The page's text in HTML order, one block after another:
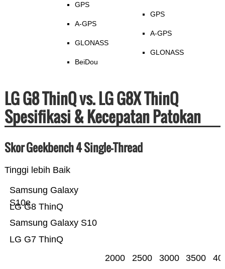
GPS
A-GPS
GLONASS
BeiDou
GPS
A-GPS
GLONASS
LG G8 ThinQ vs. LG G8X ThinQ
Spesifikasi & Kecepatan Patokan
Skor Geekbench 4 Single-Thread
Tinggi lebih Baik
LG G7 ThinQ
Samsung Galaxy S10
LG G8 ThinQ
Samsung Galaxy
S10e
2000 2500 3000 3500